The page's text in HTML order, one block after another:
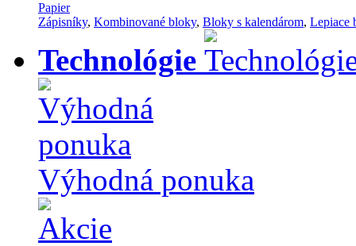
Papier
Zápisníky, Kombinované bloky, Bloky s kalendárom, Lepiace
Technológie
Výhodná ponuka